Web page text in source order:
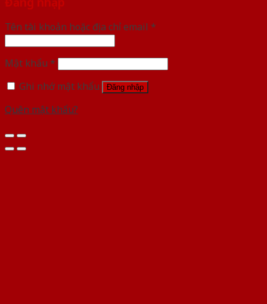
Tên tài khoản hoặc địa chỉ email *
Mật khẩu *
Ghi nhớ mật khẩu
Đăng nhập
Quên mật khẩu?